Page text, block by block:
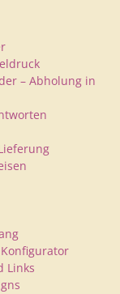
– Abholung in
Links